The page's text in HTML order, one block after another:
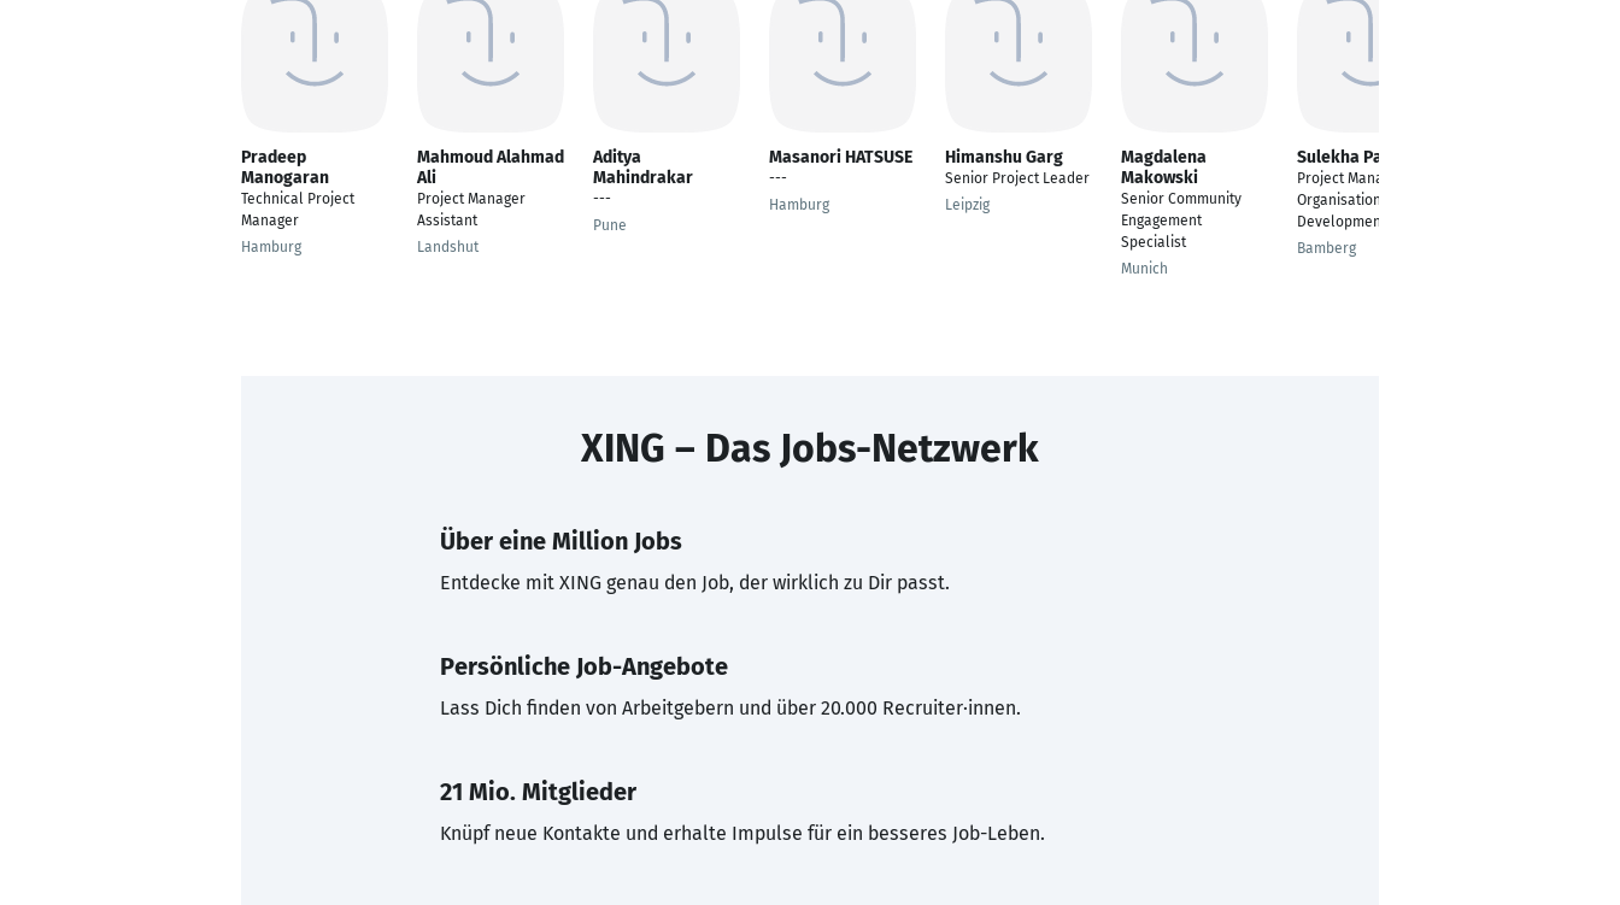
Pradeep
Manogaran
Technical Project
Manager
Hamburg
Mahmoud Alahmad
Ali
Project Manager
Assistant
Landshut
Aditya
Mahindrakar
---
Pune
Masanori HATSUSE
---
Hamburg
Himanshu Garg
Senior Project Leader
Leipzig
Magdalena
Makowski
Senior Community
Engagement
Specialist
Munich
Sulekha Paul
Project Manager-
Organisation
Development
Bamberg
XING – Das Jobs-Netzwerk
Über eine Million Jobs
Entdecke mit XING genau den Job, der wirklich zu Dir passt.
Persönliche Job-Angebote
Lass Dich finden von Arbeitgebern und über 20.000 Recruiter·innen.
21 Mio. Mitglieder
Knüpf neue Kontakte und erhalte Impulse für ein besseres Job-Leben.